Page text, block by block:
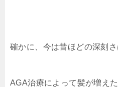
確かに、今は昔ほどの深刻さ
AGA治療によって髪が増え